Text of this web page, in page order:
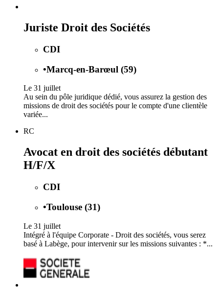
Juriste Droit des Sociétés
CDI
•Marcq-en-Barœul (59)
Le 31 juillet
Au sein du pôle juridique dédié, vous assurez la gestion des
missions de droit des sociétés pour le compte d'une clientèle
variée...
RC
Avocat en droit des sociétés débutant
H/F/X
CDI
•Toulouse (31)
Le 31 juillet
Intégré à l'équipe Corporate - Droit des sociétés, vous serez
basé à Labège, pour intervenir sur les missions suivantes : *...